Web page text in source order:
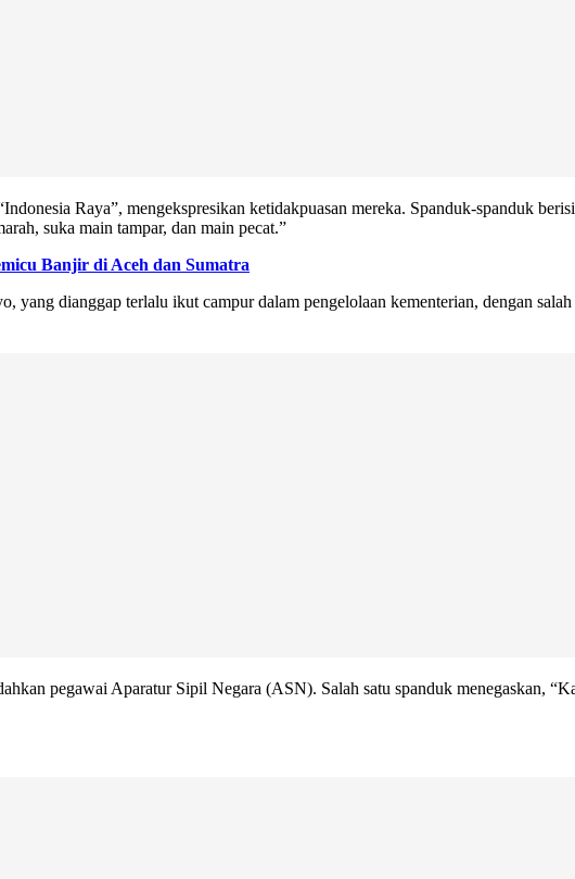
Raya”, mengekspresikan ketidakpuasan mereka. Spanduk-spanduk
suka main tampar, dan main pecat.”
Banjir di Aceh dan Sumatra
yang dianggap terlalu ikut campur dalam pengelolaan kementerian, dengan
pegawai Aparatur Sipil Negara (ASN). Salah satu spanduk menegaskan,